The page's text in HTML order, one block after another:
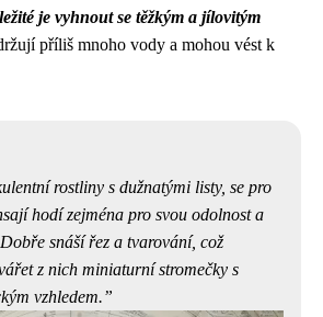
je vyhnout se těžkým a jílovitým
příliš mnoho vody a mohou vést k
rostliny s dužnatými listy, se pro
hodí zejména pro svou odolnost a
snáší řez a tvarování, což
z nich miniaturní stromečky s
vzhledem.